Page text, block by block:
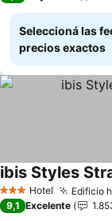
Seleccioná las
precios exactos
3 Estrellas
Hotel Edificio
ibis Styles
9,1 Excelente